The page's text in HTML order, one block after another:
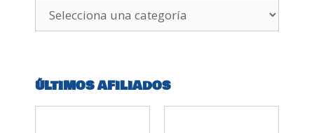
ÚLTIMOS AFILIADOS